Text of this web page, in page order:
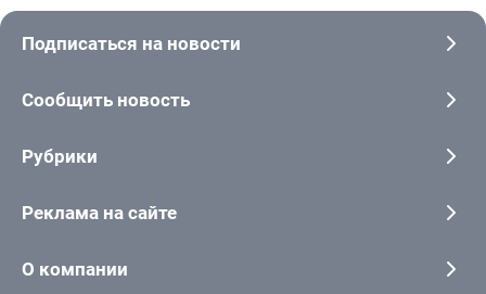
Подписаться на новости
Сообщить новость
Рубрики
Реклама на сайте
О компании